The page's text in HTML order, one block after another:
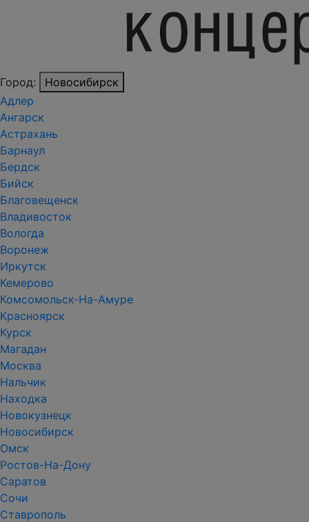
Город:
Новосибирск
Адлер
Ангарск
Астрахань
Барнаул
Бердск
Бийск
Благовещенск
Владивосток
Вологда
Воронеж
Иркутск
Кемерово
Комсомольск-На-Амуре
Красноярск
Курск
Магадан
Москва
Нальчик
Находка
Новокузнецк
Новосибирск
Омск
Ростов-На-Дону
Саратов
Сочи
Ставрополь